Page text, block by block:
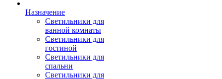
Назначение
Светильники для
ванной комнаты
Светильники для
гостиной
Светильники для
спальни
Светильники для